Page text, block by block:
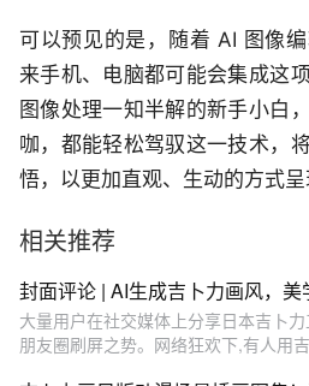
可以预见的是，随着 AI 图像
来手机、电脑都可能会集成这
图像处理一知半解的新手小白
咖，都能轻松驾驭这一技术，
悟，以更加直观、生动的方式呈
相关推荐
封面评论 | AI生成吉卜力画风，美
大量用户在社交媒体上分享日本吉卜
朋友圈刷屏之势。网络狂欢下,有人用